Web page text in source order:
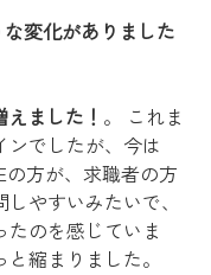
変化がありました
ました！ 。 これま
ンでしたが、今は
の方が、求職者の方
やすいみたいで、
のを感じていま
縮まりました。